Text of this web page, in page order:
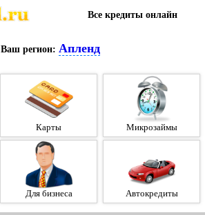
Все кредиты онлайн
Ваш регион: Апленд
Карты Микрозаймы
Для бизнеса Автокредиты